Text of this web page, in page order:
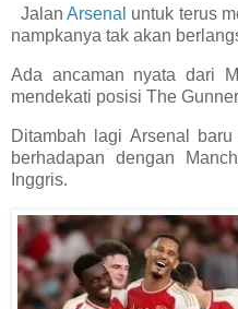
Jalan Arsenal untuk terus
nampkanya tak akan
Ada ancaman nyata dari
mendekati posisi The
Ditambah lagi Arsenal
berhadapan dengan
Inggris.